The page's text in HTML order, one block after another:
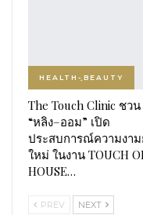
HEALTH-ฺBEAUTY
The Touch Clinic ชวน
“หลิง–ออม” เปิด
ประสบการณ์ความงา
ใหม่ ในงาน TOUCH
HOUSE…
PREV NEXT